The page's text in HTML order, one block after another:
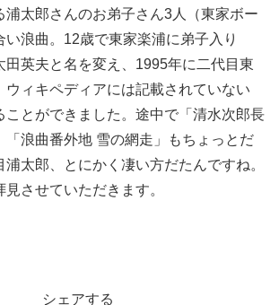
浦太郎さんのお弟子さん3人（東家ボー
い浪曲。12歳で東家楽浦に弟子入り
田英夫と名を変え、1995年に二代目東
ウィキペディアには記載されていない
ことができました。途中で「清水次郎長
「浪曲番外地 雪の網走」もちょっとだ
太郎、とにかく凄い方だたんですね。
させていただきます。
シェアする